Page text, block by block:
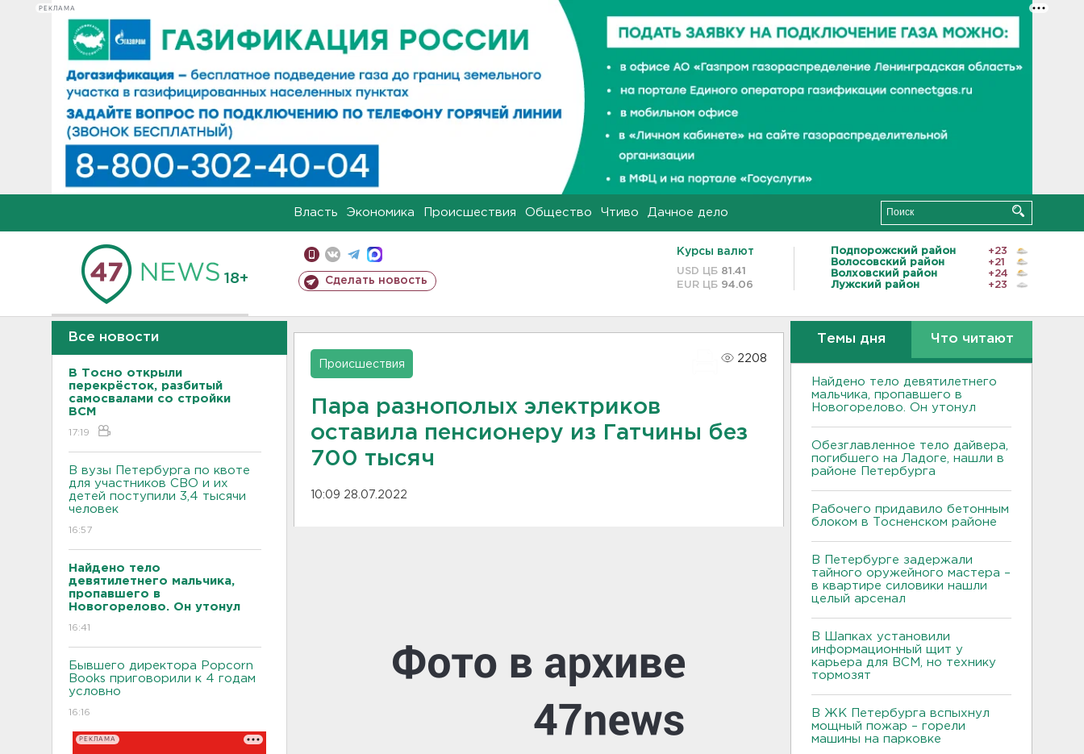
РЕКЛАМА
Власть Экономика Происшествия Общество Чтиво Дачное дело
18+ Сделать новость
Курсы валют
USD ЦБ 81.41
EUR ЦБ 94.06
Подпорожский район
+23
Волосовский район
+21
Волховский район
+24
Лужский район
+23
Все новости
В Тосно открыли
перекрёсток, разбитый
самосвалами со стройки
ВСМ
17:19
В вузы Петербурга по квоте
для участников СВО и их
детей поступили 3,4 тысячи
человек
16:57
Найдено тело
девятилетнего мальчика,
пропавшего в
Новогорелово. Он утонул
16:41
Бывшего директора Popcorn
Books приговорили к 4 годам
условно
16:16
РЕКЛАМА
Происшествия
2208
Пара разнополых электриков
оставила пенсионеру из Гатчины без
700 тысяч
10:09 28.07.2022
Темы дня Что читают
Найдено тело девятилетнего
мальчика, пропавшего в
Новогорелово. Он утонул
Обезглавленное тело дайвера,
погибшего на Ладоге, нашли в
районе Петербурга
Рабочего придавило бетонным
блоком в Тосненском районе
В Петербурге задержали
тайного оружейного мастера –
в квартире силовики нашли
целый арсенал
В Шапках установили
информационный щит у
карьера для ВСМ, но технику
тормозят
В ЖК Петербурга вспыхнул
мощный пожар – горели
машины на парковке